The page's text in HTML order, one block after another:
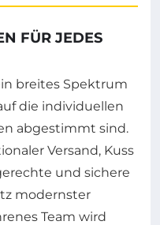
FÜR JEDES
breites Spektrum
die individuellen
abgestimmt sind.
Versand, Kuss
und sichere
modernster
Team wird